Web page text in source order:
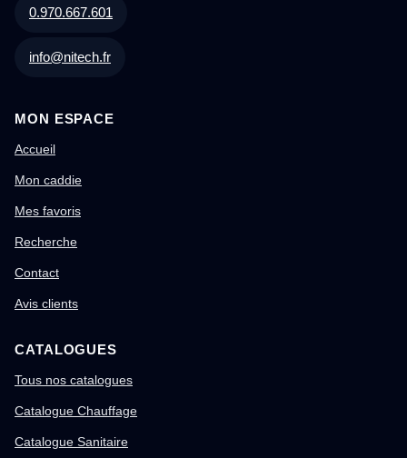
0.970.667.601
info@nitech.fr
MON ESPACE
Accueil
Mon caddie
Mes favoris
Recherche
Contact
Avis clients
CATALOGUES
Tous nos catalogues
Catalogue Chauffage
Catalogue Sanitaire